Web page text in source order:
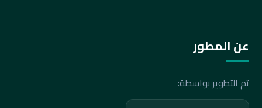
عن المطور
تم التطوير بواسطة: